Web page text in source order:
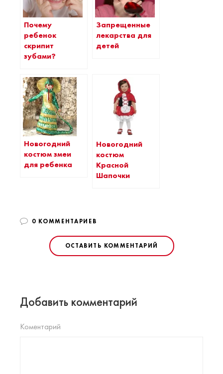
Почему
ребенок
скрипит
зубами?
Запрещенные
лекарства для
детей
Новогодний
костюм змеи
для ребенка
Новогодний
костюм
Красной
Шапочки
0 КОММЕНТАРИЕВ
ОСТАВИТЬ КОММЕНТАРИЙ
Добавить комментарий
Коментарий